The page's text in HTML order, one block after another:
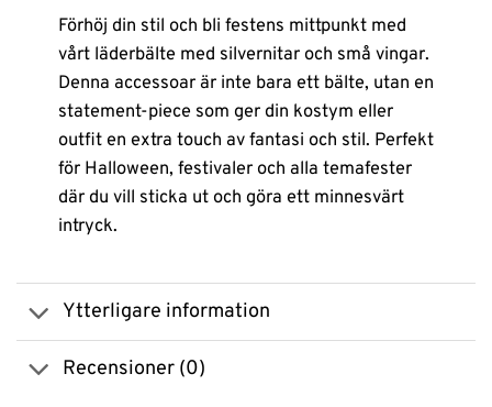
Förhöj din stil och bli festens mittpunkt med
vårt läderbälte med silvernitar och små vingar.
Denna accessoar är inte bara ett bälte, utan en
statement-piece som ger din kostym eller
outfit en extra touch av fantasi och stil. Perfekt
för Halloween, festivaler och alla temafester
där du vill sticka ut och göra ett minnesvärt
intryck.
Ytterligare information
Recensioner (0)